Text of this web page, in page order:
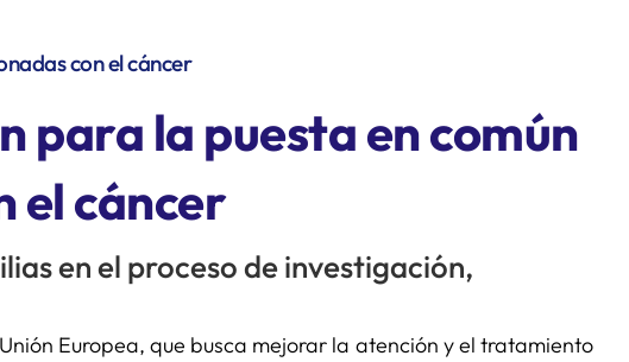
con el cáncer
para la puesta en común
el cáncer
en el proceso de investigación,
Europea, que busca mejorar la atención y el tratamiento